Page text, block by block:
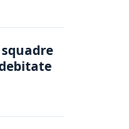
squadre